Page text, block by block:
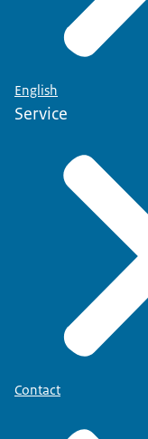
English
Service
Contact